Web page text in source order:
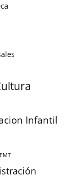
Infantil
EMT